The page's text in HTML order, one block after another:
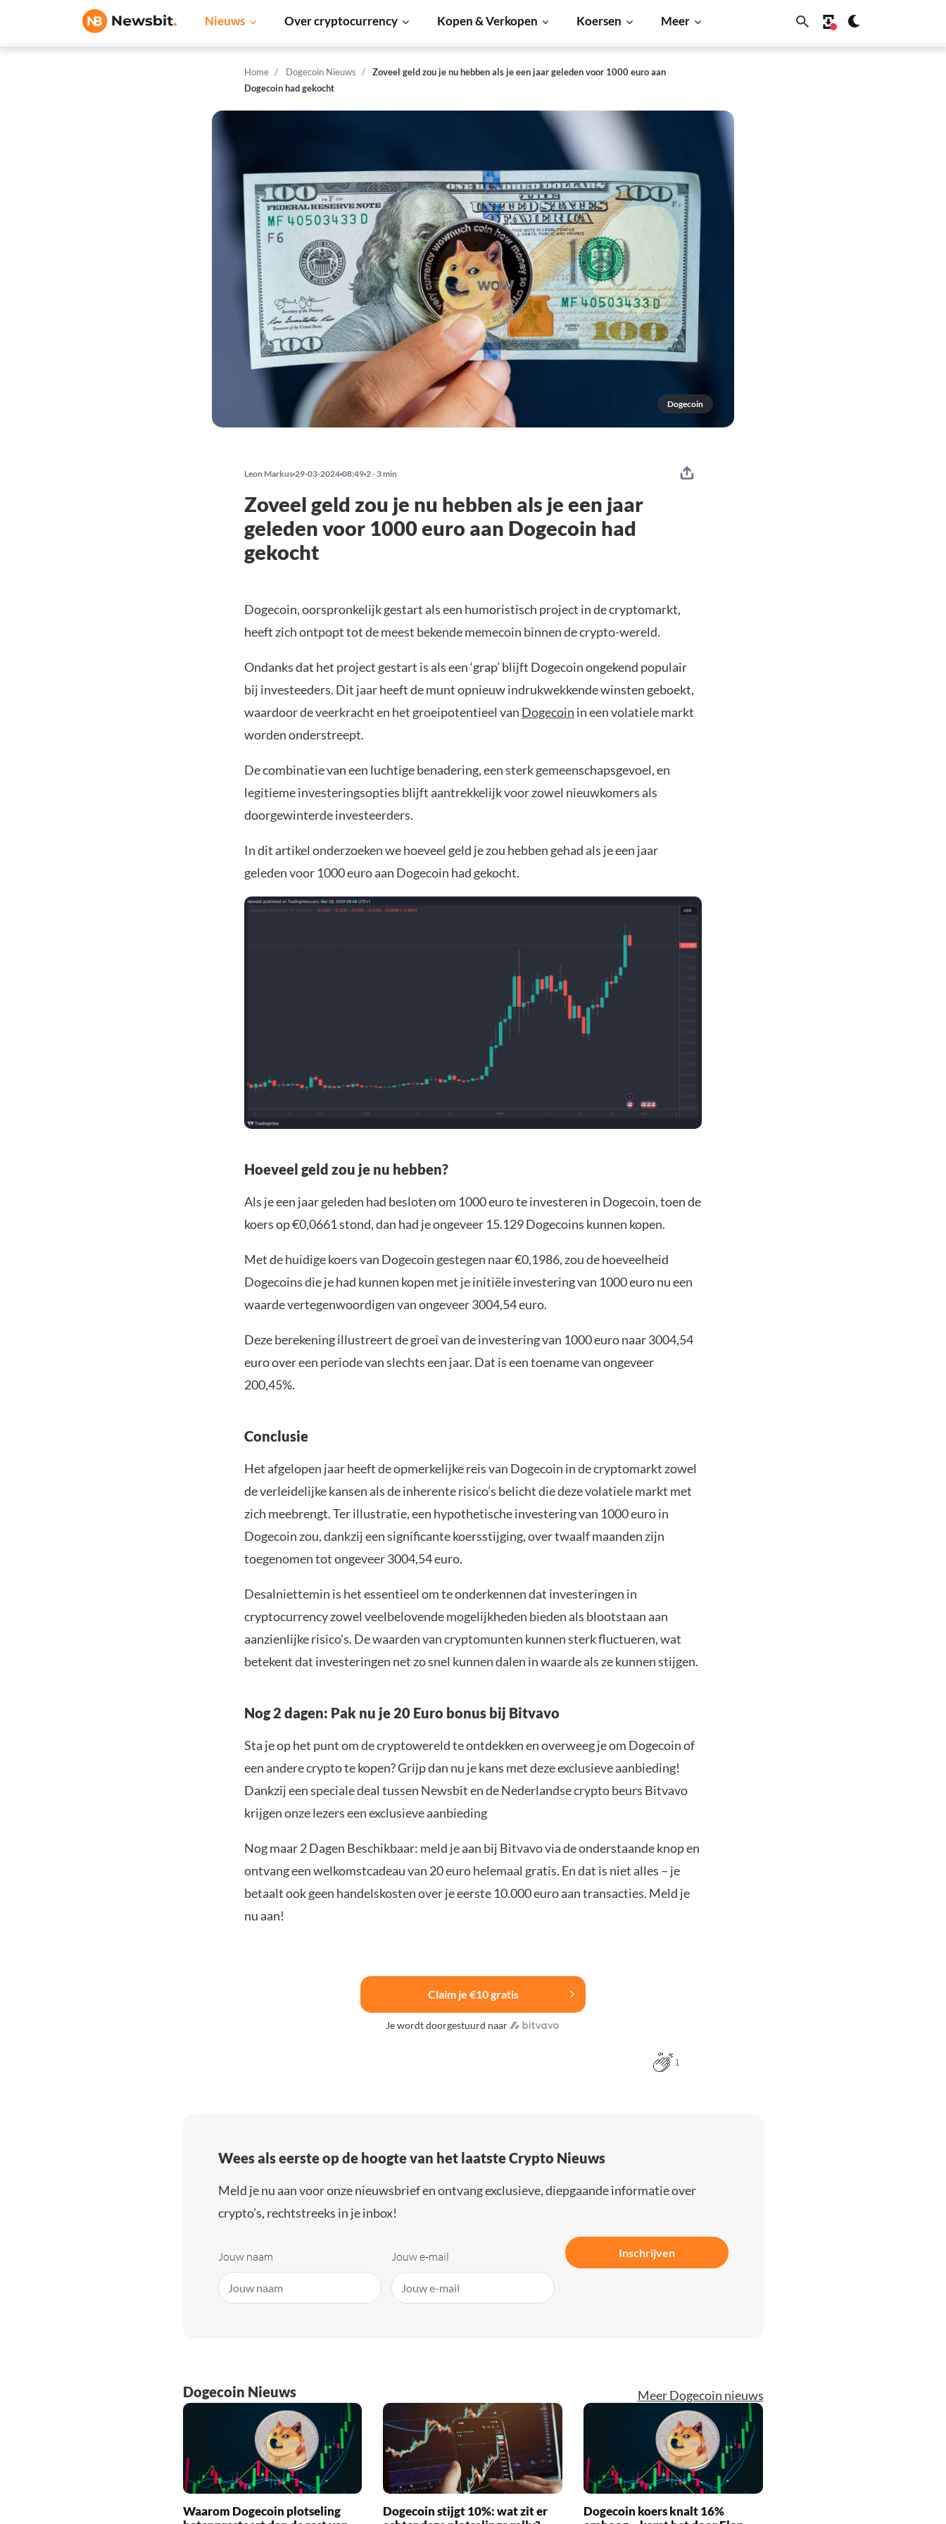
Nieuws Over cryptocurrency Kopen & Verkopen Koersen Meer
Home Dogecoin Nieuws
Zoveel geld zou je nu hebben als je een jaar geleden voor 1000 euro aan
Dogecoin had gekocht
Dogecoin
Leon Markus 29-03-2024 08:49 2 - 3 min
Zoveel geld zou je nu hebben als je een jaar
geleden voor 1000 euro aan Dogecoin had
gekocht
Dogecoin, oorspronkelijk gestart als een humoristisch project in de cryptomarkt,
heeft zich ontpopt tot de meest bekende memecoin binnen de crypto-wereld.
Ondanks dat het project gestart is als een ‘grap’ blijft Dogecoin ongekend populair
bij investeeders. Dit jaar heeft de munt opnieuw indrukwekkende winsten geboekt,
waardoor de veerkracht en het groeipotentieel van Dogecoin in een volatiele markt
worden onderstreept.
De combinatie van een luchtige benadering, een sterk gemeenschapsgevoel, en
legitieme investeringsopties blijft aantrekkelijk voor zowel nieuwkomers als
doorgewinterde investeerders.
In dit artikel onderzoeken we hoeveel geld je zou hebben gehad als je een jaar
geleden voor 1000 euro aan Dogecoin had gekocht.
Hoeveel geld zou je nu hebben?
Als je een jaar geleden had besloten om 1000 euro te investeren in Dogecoin, toen de
koers op €0,0661 stond, dan had je ongeveer 15.129 Dogecoins kunnen kopen.
Met de huidige koers van Dogecoin gestegen naar €0,1986, zou de hoeveelheid
Dogecoins die je had kunnen kopen met je initiële investering van 1000 euro nu een
waarde vertegenwoordigen van ongeveer 3004,54 euro.
Deze berekening illustreert de groei van de investering van 1000 euro naar 3004,54
euro over een periode van slechts een jaar. Dat is een toename van ongeveer
200,45%.
Conclusie
Het afgelopen jaar heeft de opmerkelijke reis van Dogecoin in de cryptomarkt zowel
de verleidelijke kansen als de inherente risico’s belicht die deze volatiele markt met
zich meebrengt. Ter illustratie, een hypothetische investering van 1000 euro in
Dogecoin zou, dankzij een significante koersstijging, over twaalf maanden zijn
toegenomen tot ongeveer 3004,54 euro.
Desalniettemin is het essentieel om te onderkennen dat investeringen in
cryptocurrency zowel veelbelovende mogelijkheden bieden als blootstaan aan
aanzienlijke risico’s. De waarden van cryptomunten kunnen sterk fluctueren, wat
betekent dat investeringen net zo snel kunnen dalen in waarde als ze kunnen stijgen.
Nog 2 dagen: Pak nu je 20 Euro bonus bij Bitvavo
Sta je op het punt om de cryptowereld te ontdekken en overweeg je om Dogecoin of
een andere crypto te kopen? Grijp dan nu je kans met deze exclusieve aanbieding!
Dankzij een speciale deal tussen Newsbit en de Nederlandse crypto beurs Bitvavo
krijgen onze lezers een exclusieve aanbieding
Nog maar 2 Dagen Beschikbaar: meld je aan bij Bitvavo via de onderstaande knop en
ontvang een welkomstcadeau van 20 euro helemaal gratis. En dat is niet alles – je
betaalt ook geen handelskosten over je eerste 10.000 euro aan transacties. Meld je
nu aan!
Claim je €10 gratis
Je wordt doorgestuurd naar
1
Wees als eerste op de hoogte van het laatste Crypto Nieuws
Meld je nu aan voor onze nieuwsbrief en ontvang exclusieve, diepgaande informatie over
crypto’s, rechtstreeks in je inbox!
Jouw naam Jouw e-mail Inschrijven
Dogecoin Nieuws Meer Dogecoin nieuws
Waarom Dogecoin plotseling
Dogecoin stijgt 10%: wat zit er
Dogecoin koers knalt 16%